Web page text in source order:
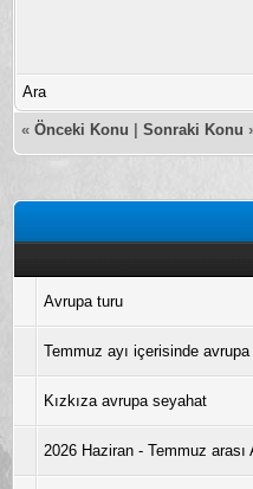
Ara
« Önceki Konu Sonraki Konu
Avrupa turu
Temmuz ayı içerisinde avrupa
Kızkıza avrupa seyahat
2026 Haziran - Temmuz arası